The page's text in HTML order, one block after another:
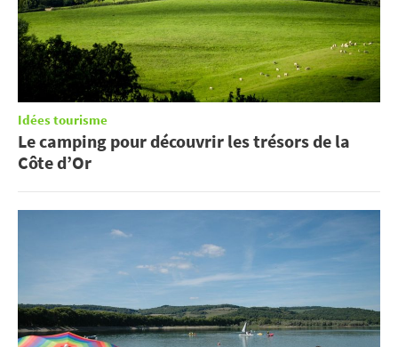
Idées tourisme
Le camping pour découvrir les trésors de la
Côte d’Or